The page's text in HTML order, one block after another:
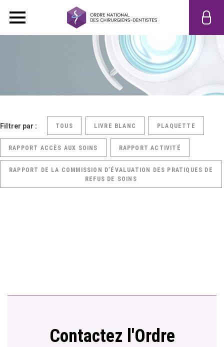
Filtrer par : TOUS LIVRE BLANC PLAQUETTE
RAPPORT ACCÈS AUX SOINS RAPPORT ACTIVITÉ
RAPPORT DE LA COMMISSION D’ÉVALUATION DES PRATIQUES DE
REFUS DE SOINS
Contactez l'Ordre